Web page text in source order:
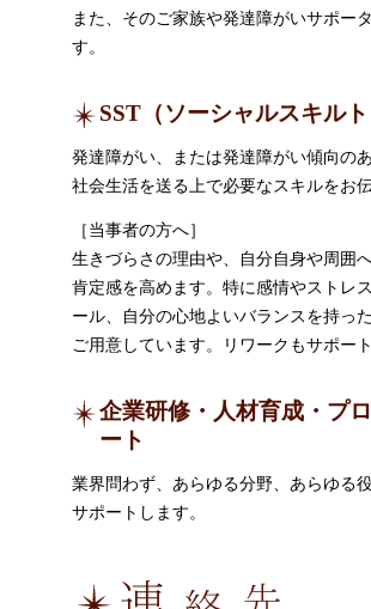
また、そのご家族や発達障がいサポー
す。
SST（ソーシャルスキルト
発達障がい、または発達障がい傾向の
社会生活を送る上で必要なスキルをお伝
［当事者の方へ］
生きづらさの理由や、自分自身や周囲
肯定感を高めます。特に感情やストレ
ール、自分の心地よいバランスを持っ
ご用意しています。リワークもサポー
企業研修・人材育成・プ
ート
業界問わず、あらゆる分野、あらゆる
サポートします。